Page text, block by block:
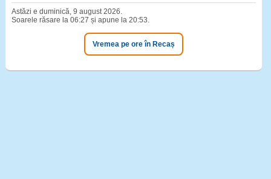
Astăzi e duminică, 9 august 2026.
Soarele răsare la 06:27 și apune la 20:53.
Vremea pe ore în Recaș